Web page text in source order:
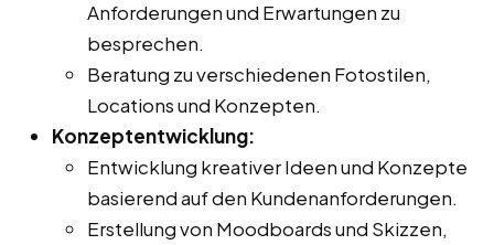
Anforderungen und Erwartungen zu
besprechen.
Beratung zu verschiedenen Fotostilen,
Locations und Konzepten.
Konzeptentwicklung:
Entwicklung kreativer Ideen und Konzepte
basierend auf den Kundenanforderungen.
Erstellung von Moodboards und Skizzen,